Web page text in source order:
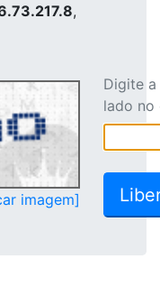
,
imagem]
Digite
lado no